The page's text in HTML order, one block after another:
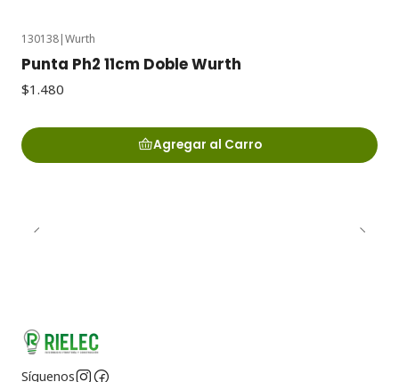
130138|Wurth
Punta Ph2 11cm Doble Wurth
$1.480
Agregar al Carro
Síguenos